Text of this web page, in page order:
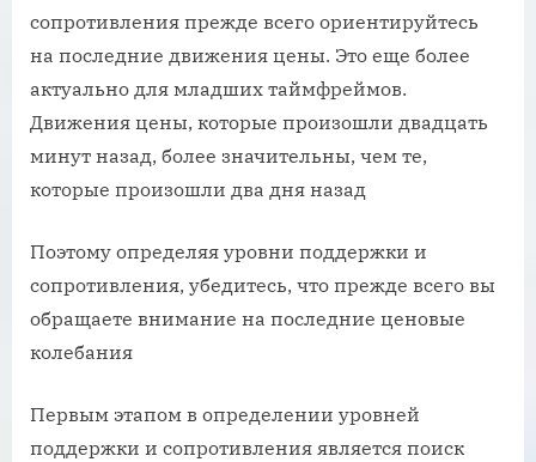
сопротивления прежде всего ориентируйтесь
на последние движения цены. Это еще более
актуально для младших таймфреймов.
Движения цены, которые произошли двадцать
минут назад, более значительны, чем те,
которые произошли два дня назад
Поэтому определяя уровни поддержки и
сопротивления, убедитесь, что прежде всего вы
обращаете внимание на последние ценовые
колебания
Первым этапом в определении уровней
поддержки и сопротивления является поиск